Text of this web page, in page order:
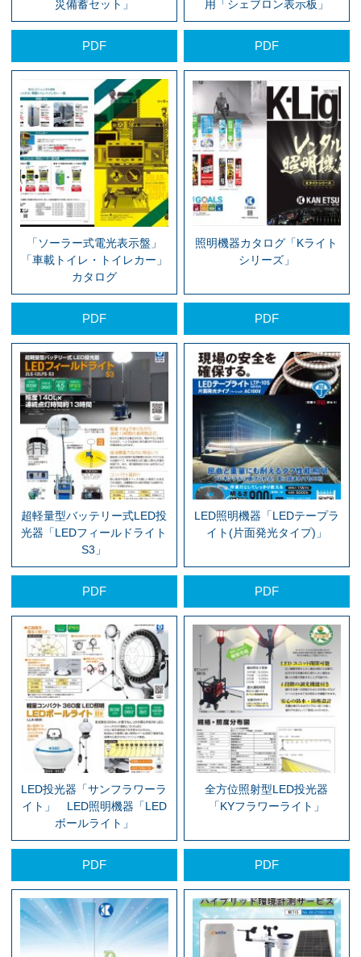
災備蓄セット」
PDF
用「シェブロン表示板」
PDF
「ソーラー式電光表示盤」
「車載トイレ・トイレカー」
カタログ
PDF
照明機器カタログ「Kライト
シリーズ」
PDF
超軽量型バッテリー式LED投
光器「LEDフィールドライト
S3」
PDF
LED照明機器「LEDテープラ
イト(片面発光タイプ)」
PDF
LED投光器「サンフラワーラ
イト」 LED照明機器「LED
ボールライト」
PDF
全方位照射型LED投光器
「KYフラワーライト」
PDF